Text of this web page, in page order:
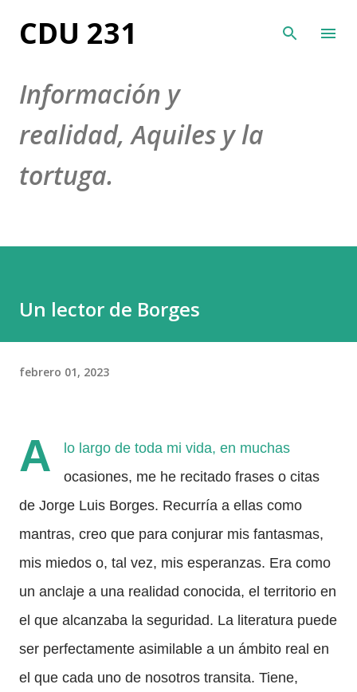
Ir al contenido principal
CDU 231
Información y
realidad, Aquiles y la
tortuga.
Un lector de Borges
febrero 01, 2023
A
lo largo de toda mi vida, en muchas
ocasiones, me he recitado frases o citas
de Jorge Luis Borges. Recurría a ellas como
mantras, creo que para conjurar mis fantasmas,
mis miedos o, tal vez, mis esperanzas. Era como
un anclaje a una realidad conocida, el territorio en
el que alcanzaba la seguridad. La literatura puede
ser perfectamente asimilable a un ámbito real en
el que cada uno de nosotros transita. Tiene,